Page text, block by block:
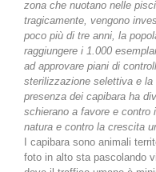
zona che nuotano nelle
tragicamente, vengono
poco più di tre anni, la
raggiungere i 1.000
ad approvare piani di
sterilizzazione selettiva e
presenza dei capibara ha
schierano a favore e contro
natura e contro la crescita
I capibara sono animali
foto in alto sta pascolando